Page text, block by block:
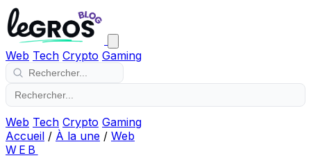
Web Tech Crypto Gaming
Web Tech Crypto Gaming
Accueil / À la une / Web
WEB